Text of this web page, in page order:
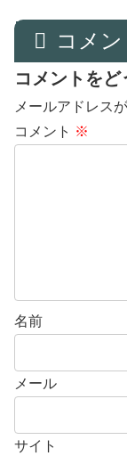
コメン
コメントをど
メールアドレス
コメント ※
名前
メール
サイト